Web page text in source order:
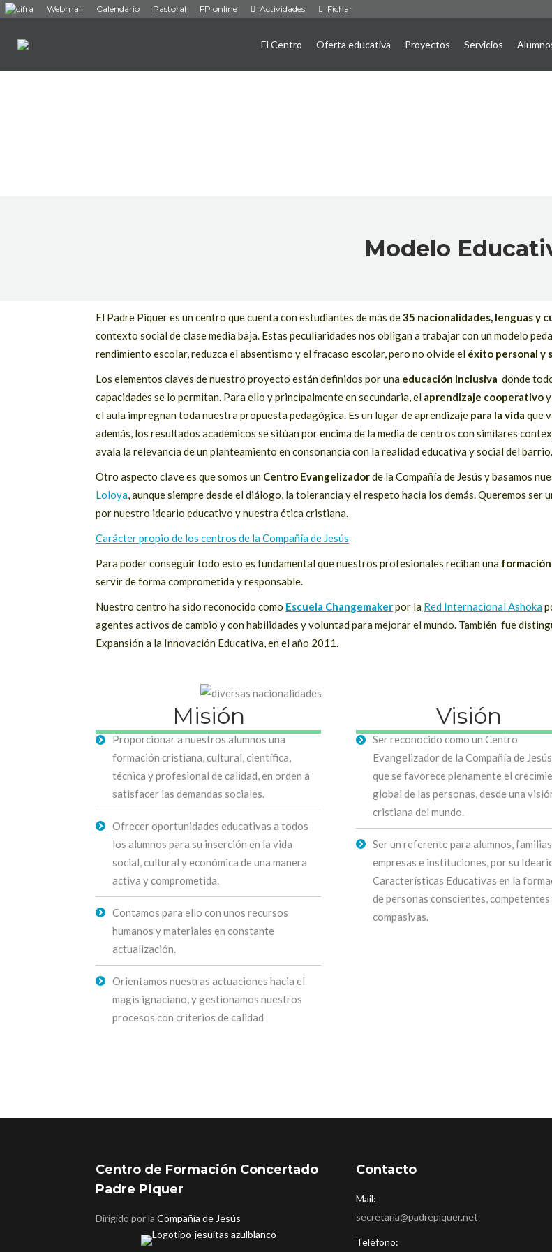
Webmail Calendario Pastoral FP online Actividades Fichar
El Centro Oferta educativa Proyectos Servicios
Modelo
El Padre Piquer es un centro que cuenta con estudiantes de más de35 nacionalidades, lenguas y
contexto social de clase media baja. Estas peculiaridades nos obligan a trabajar con un modelo
rendimiento escolar, reduzca el absentismo y el fracaso escolar, pero no olvide el éxito personal y
Los elementos claves de nuestro proyecto están definidos por una educación inclusiva donde
capacidades se lo permitan. Para ello y principalmente en secundaria, el aprendizaje cooperativo
el aula impregnan toda nuestra propuesta pedagógica. Es un lugar de aprendizaje para la vidaque
además, los resultados académicos se sitúan por encima de la media de centros con similares
avala la relevancia de un planteamiento en consonancia con la realidad educativa y social del barrio.
Otro aspecto clave es que somos un Centro Evangelizadorde la Compañía de Jesús y basamos
Loloya, aunque siempre desde el diálogo, la tolerancia y el respeto hacia los demás. Queremos
por nuestro ideario educativo y nuestra ética cristiana.
Carácter propio de los centros de la Compañía de Jesús
Para poder conseguir todo esto es fundamental que nuestros profesionales reciban una
servir de forma comprometida y responsable.
Nuestro centro ha sido reconocido como Escuela Changemakerpor la Red Internacional Ashoka
agentes activos de cambio y con habilidades y voluntad para mejorar el mundo. También fue
Expansión a la Innovación Educativa, en el año 2011.
Misión
Proporcionar a nuestros alumnos una
formación cristiana, cultural, científica,
técnica y profesional de calidad, en orden a
satisfacer las demandas sociales.
Ofrecer oportunidades educativas a todos
los alumnos para su inserción en la vida
social, cultural y económica de una manera
activa y comprometida.
Contamos para ello con unos recursos
humanos y materiales en constante
actualización.
Orientamos nuestras actuaciones hacia el
magis ignaciano, y gestionamos nuestros
procesos con criterios de calidad
Visión
Ser reconocido como un Centro
Evangelizador de la Compañía de
que se favorece plenamente el
global de las personas, desde una
cristiana del mundo.
Ser un referente para alumnos,
empresas e instituciones, por su
Características Educativas en la
de personas conscientes, competentes
compasivas.
Centro de Formación Concertado
Padre Piquer
Dirigido por laCompañía de Jesús
Contacto
Mail:
secretaria@padrepiquer.net
Teléfono: